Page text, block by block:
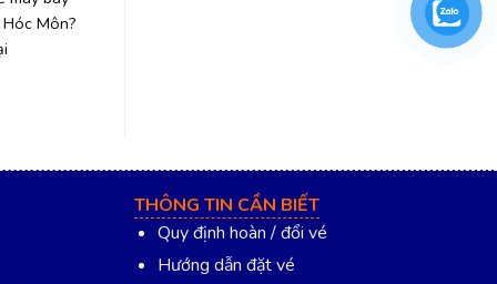
Môn?
luôn tiến
THÔNG TIN CẦN BIẾT
Quy định hoàn / đổi vé
Hướng dẫn đặt vé